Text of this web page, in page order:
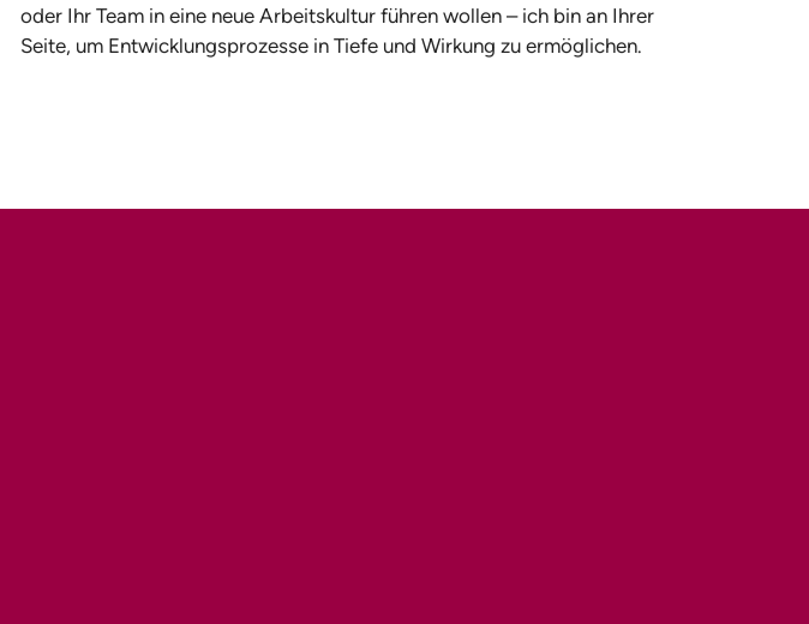
oder Ihr Team in eine neue Arbeitskultur führen wollen – ich bin an Ihrer
Seite, um Entwicklungsprozesse in Tiefe und Wirkung zu ermöglichen.